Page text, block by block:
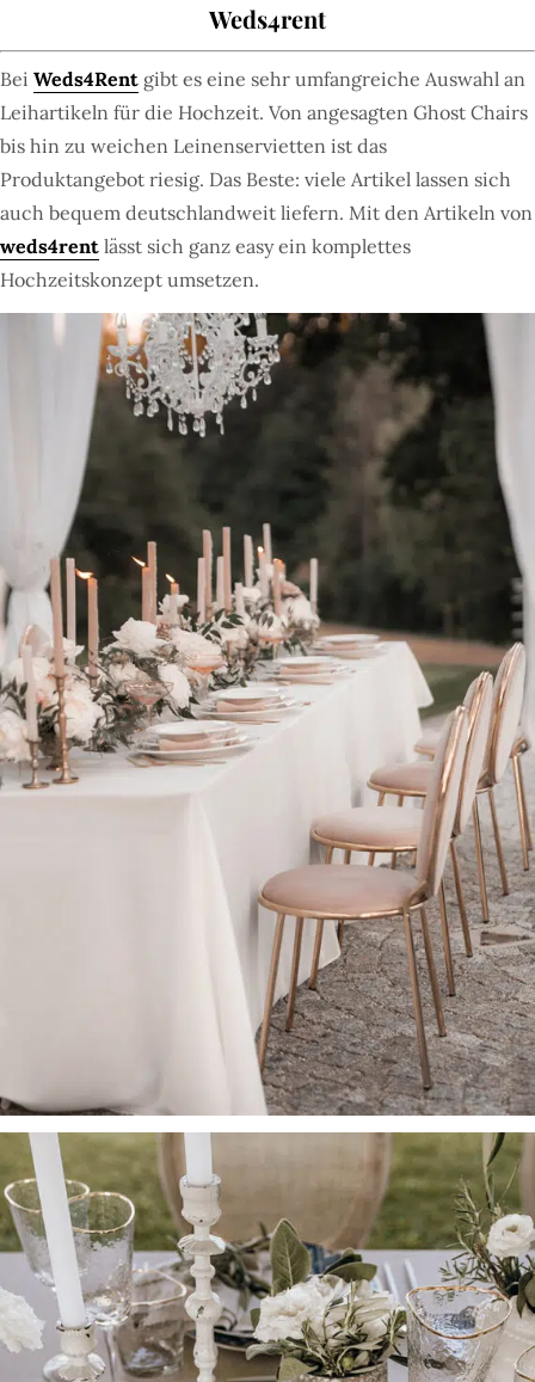
Weds4rent
Bei Weds4Rent gibt es eine sehr umfangreiche Auswahl an
Leihartikeln für die Hochzeit. Von angesagten Ghost Chairs
bis hin zu weichen Leinenservietten ist das
Produktangebot riesig. Das Beste: viele Artikel lassen sich
auch bequem deutschlandweit liefern. Mit den Artikeln von
weds4rent lässt sich ganz easy ein komplettes
Hochzeitskonzept umsetzen.